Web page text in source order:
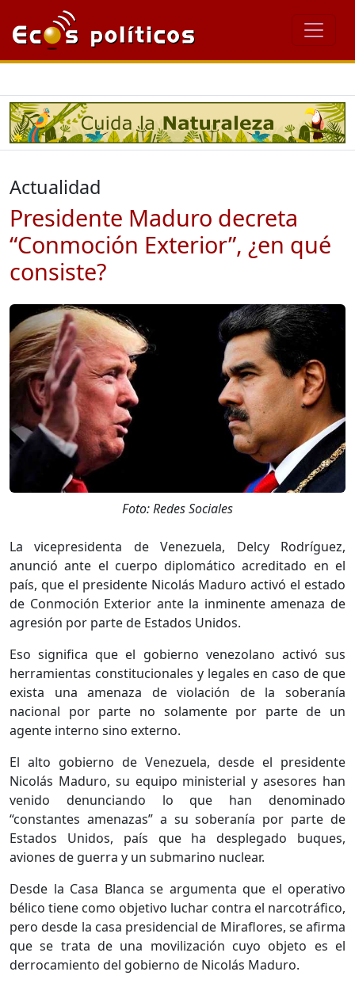
Actualidad
Presidente Maduro decreta
“Conmoción Exterior”, ¿en qué
consiste?
Foto: Redes Sociales
La vicepresidenta de Venezuela, Delcy Rodríguez,
anunció ante el cuerpo diplomático acreditado en el
país, que el presidente Nicolás Maduro activó el estado
de Conmoción Exterior ante la inminente amenaza de
agresión por parte de Estados Unidos.
Eso significa que el gobierno venezolano activó sus
herramientas constitucionales y legales en caso de que
exista una amenaza de violación de la soberanía
nacional por parte no solamente por parte de un
agente interno sino externo.
El alto gobierno de Venezuela, desde el presidente
Nicolás Maduro, su equipo ministerial y asesores han
venido denunciando lo que han denominado
“constantes amenazas” a su soberanía por parte de
Estados Unidos, país que ha desplegado buques,
aviones de guerra y un submarino nuclear.
Desde la Casa Blanca se argumenta que el operativo
bélico tiene como objetivo luchar contra el narcotráfico,
pero desde la casa presidencial de Miraflores, se afirma
que se trata de una movilización cuyo objeto es el
derrocamiento del gobierno de Nicolás Maduro.